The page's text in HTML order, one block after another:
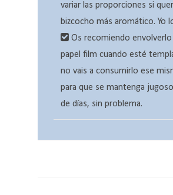
variar las proporciones si
bizcocho más aromático. Yo
Os recomiendo envolverlo
papel film cuando esté
no vais a consumirlo ese
para que se mantenga
de días, sin problema.